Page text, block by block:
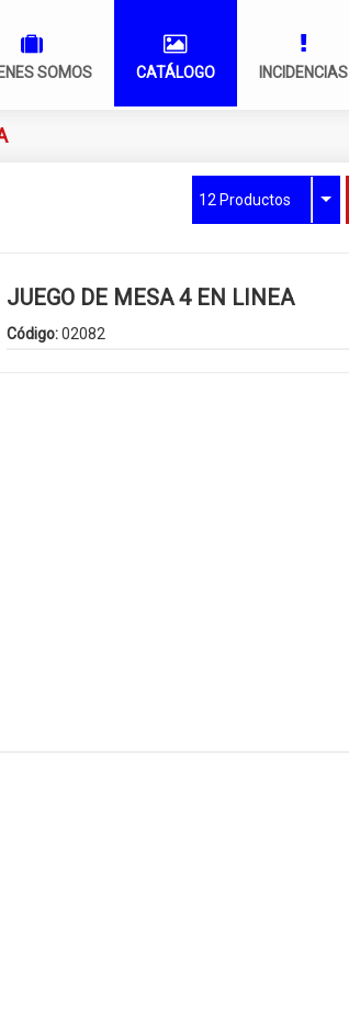
SOMOS CATÁLOGO INCIDENCIAS
12 Productos
JUEGO DE MESA 4 EN LINEA
Código:02082